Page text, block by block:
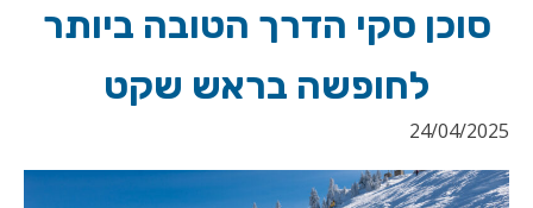
סוכן סקי הדרך הטובה ביותר
לחופשה בראש שקט
24/04/2025